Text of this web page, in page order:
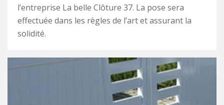
l’entreprise La belle Clôture 37. La pose sera
effectuée dans les règles de l’art et assurant la
solidité.